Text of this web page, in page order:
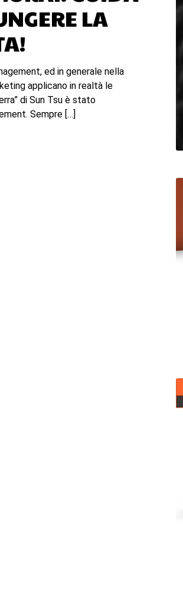
LA
ed in generale nella
applicano in realtà le
di Sun Tsu è stato
Sempre […]